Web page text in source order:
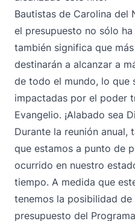
Bautistas de Carolina
el presupuesto no sólo
también significa que
destinarán a alcanzar a
de todo el mundo, lo que
impactadas por el poder
Evangelio. ¡Alabado sea
Durante la reunión anual,
que estamos a punto de
ocurrido en nuestro
tiempo. A medida que
tenemos la posibilidad de
presupuesto del